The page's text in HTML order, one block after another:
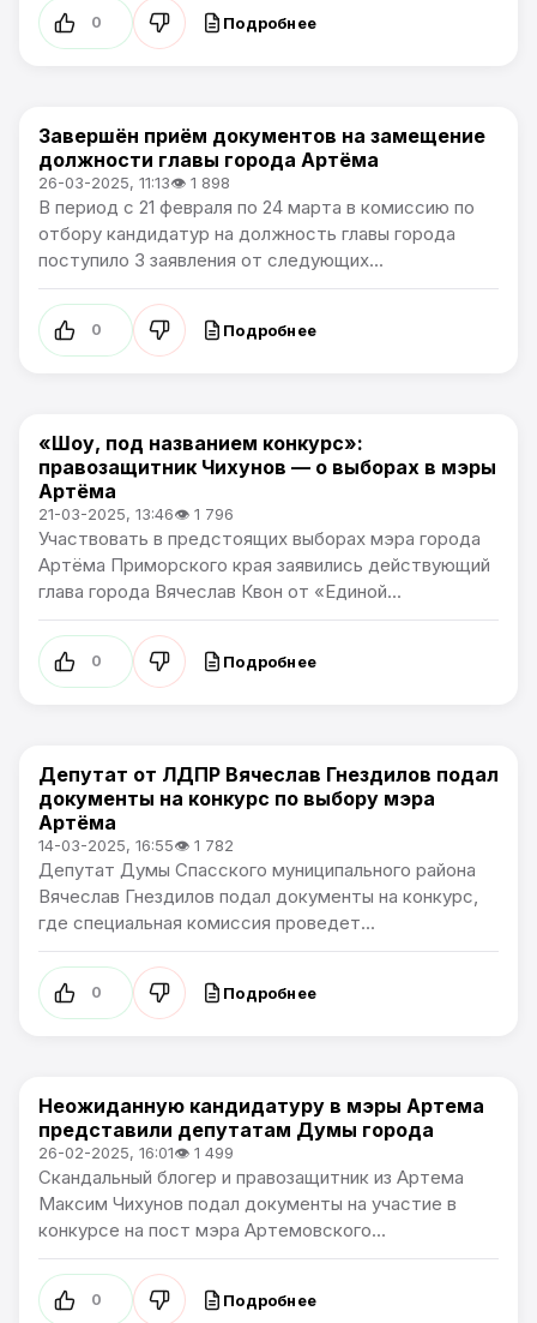
0 Подробнее
Политика
Завершён приём документов на замещение
должности главы города Артёма
26-03-2025, 11:13👁 1 898
В период с 21 февраля по 24 марта в комиссию по
отбору кандидатур на должность главы города
поступило 3 заявления от следующих...
0 Подробнее
Политика
«Шоу, под названием конкурс»:
правозащитник Чихунов — о выборах в мэры
Артёма
21-03-2025, 13:46👁 1 796
Участвовать в предстоящих выборах мэра города
Артёма Приморского края заявились действующий
глава города Вячеслав Квон от «Единой...
0 Подробнее
Политика
Депутат от ЛДПР Вячеслав Гнездилов подал
документы на конкурс по выбору мэра
Артёма
14-03-2025, 16:55👁 1 782
Депутат Думы Спасского муниципального района
Вячеслав Гнездилов подал документы на конкурс,
где специальная комиссия проведет...
0 Подробнее
Политика
Неожиданную кандидатуру в мэры Артема
представили депутатам Думы города
26-02-2025, 16:01👁 1 499
Скандальный блогер и правозащитник из Артема
Максим Чихунов подал документы на участие в
конкурсе на пост мэра Артемовского...
0 Подробнее